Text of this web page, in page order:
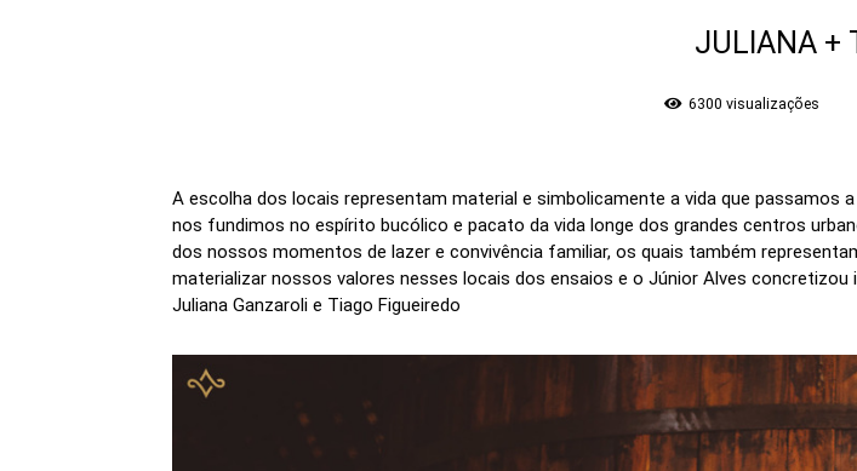
JULIANA +
6300 visualizações
A escolha dos locais representam material e simbolicamente a vida que passamos
nos fundimos no espírito bucólico e pacato da vida longe dos grandes centros
dos nossos momentos de lazer e convivência familiar, os quais também
materializar nossos valores nesses locais dos ensaios e o Júnior Alves concretizou
Juliana Ganzaroli e Tiago Figueiredo